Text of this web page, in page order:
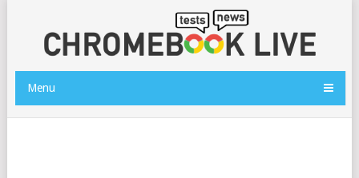
Menu